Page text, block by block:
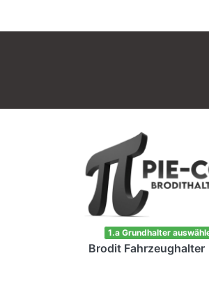
Brodit Fahrzeughalter
1.a Grundhalter